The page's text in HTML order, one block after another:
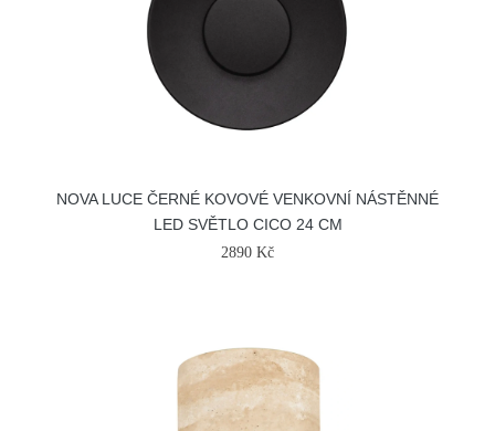
NOVA LUCE ČERNÉ KOVOVÉ VENKOVNÍ NÁSTĚNNÉ
LED SVĚTLO CICO 24 CM
2890 Kč